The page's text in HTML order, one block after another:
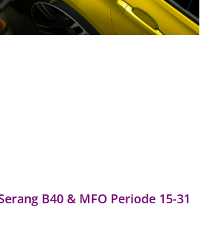
B40 & MFO Periode 15-31